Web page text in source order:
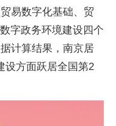
易数字化基础、贸
字政务环境建设四个
计算结果，南京居
设方面跃居全国第2